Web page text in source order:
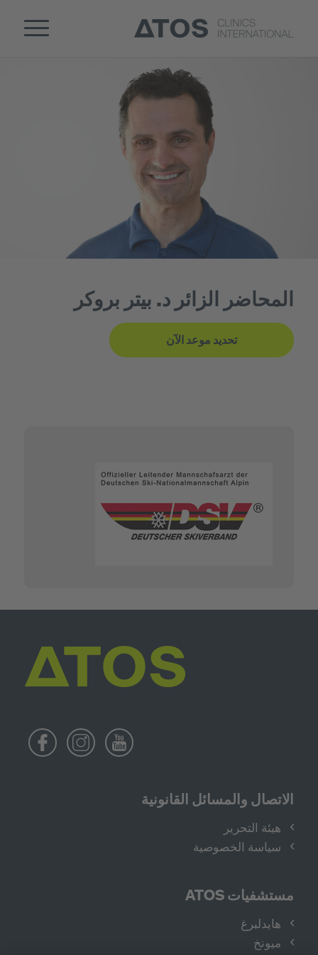
المحاضر الزائر د. بيتر بروكر
تحديد موعد الآن
الاتصال والمسائل القانونية
هيئة التحرير
سياسة الخصوصية
مستشفيات ATOS
هايدلبرغ
ميونخ